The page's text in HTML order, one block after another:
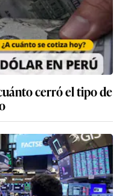
cerró el tipo de